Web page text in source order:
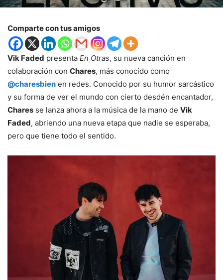
Comparte con tus amigos
Vik Faded presenta En Otras, su nueva canción en
colaboración con Chares, más conocido como
@charesbien en redes. Conocido por su humor sarcástico
y su forma de ver el mundo con cierto desdén encantador,
Chares se lanza ahora a la música de la mano de Vik
Faded, abriendo una nueva etapa que nadie se esperaba,
pero que tiene todo el sentido.